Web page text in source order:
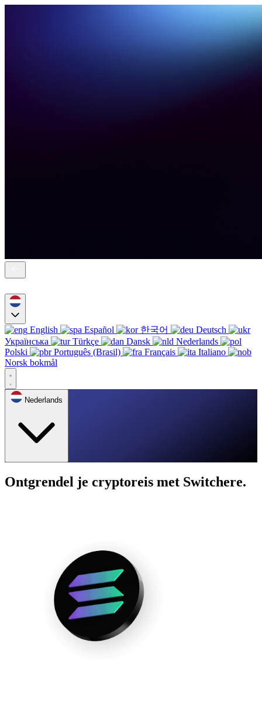
English Español 한국어
Deutsch
Українська
Türkçe Dansk
Nederlands
Polski
Português (Brasil) Français
Italiano
Norsk bokmål
Nederlands
Ontgrendel je cryptoreis met Switchere.